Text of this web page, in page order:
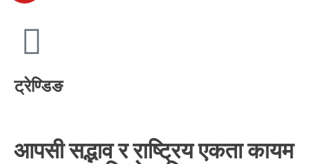
ट्रेण्डिङ
आपसी सद्भाव र राष्ट्रिय एकता कायम